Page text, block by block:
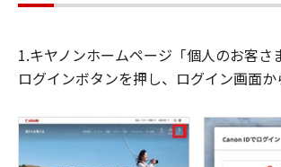
1.キヤノンホームページ「個人のお客さ
ログインボタンを押し、ログイン画面